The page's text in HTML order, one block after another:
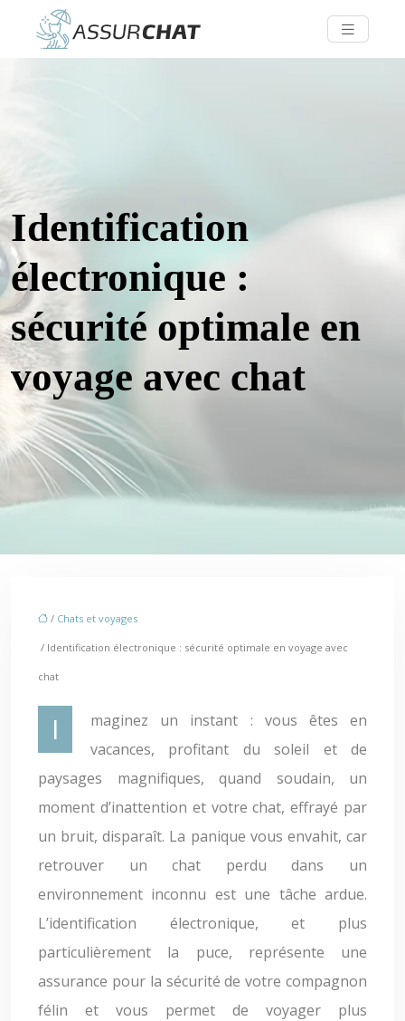
Identification
électronique :
sécurité optimale en
voyage avec chat
/ Chats et voyages
/ Identification électronique : sécurité optimale en voyage avec
chat
Imaginez un instant : vous êtes en
vacances, profitant du soleil et de
paysages magnifiques, quand soudain, un
moment d’inattention et votre chat, effrayé par
un bruit, disparaît. La panique vous envahit, car
retrouver un chat perdu dans un
environnement inconnu est une tâche ardue.
L’identification électronique, et plus
particulièrement la puce, représente une
assurance pour la sécurité de votre compagnon
félin et vous permet de voyager plus